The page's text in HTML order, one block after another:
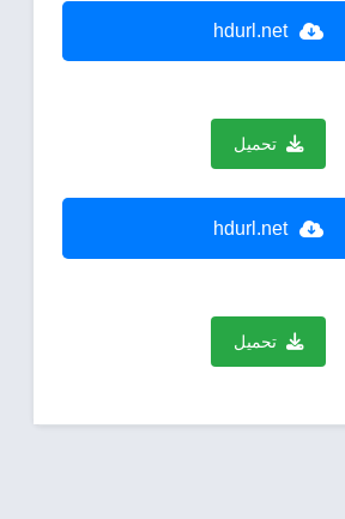
hdurl.net
تحميل
hdurl.net
تحميل